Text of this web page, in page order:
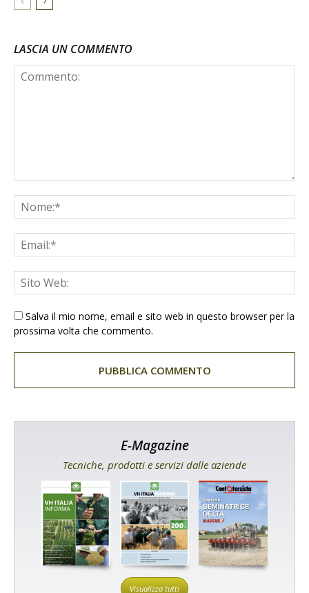
LASCIA UN COMMENTO
Salva il mio nome, email e sito web in questo browser per la
prossima volta che commento.
E-Magazine
Tecniche, prodotti e servizi dalle aziende
Visualizza tutti